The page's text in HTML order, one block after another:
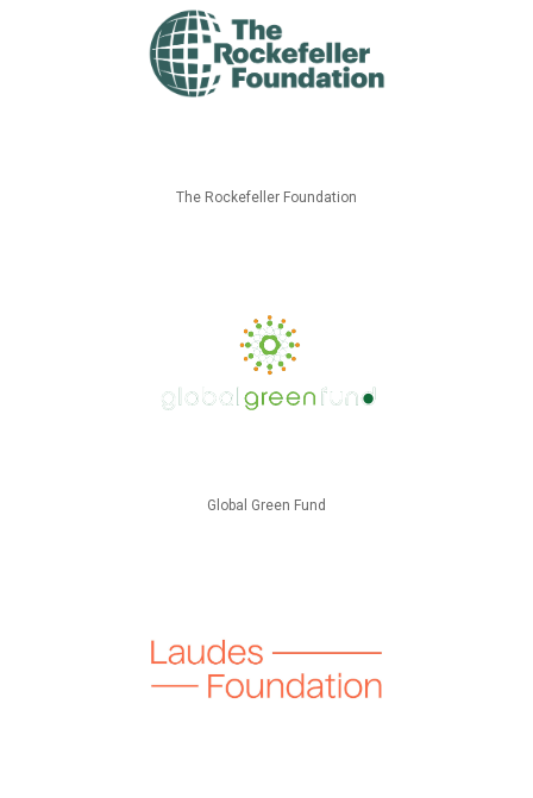
The Rockefeller Foundation
Global Green Fund